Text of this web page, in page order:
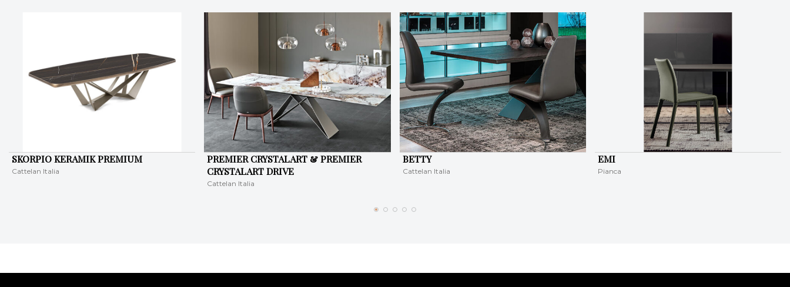
SKORPIO KERAMIK PREMIUM
Cattelan Italia
PREMIER CRYSTALART & PREMIER
CRYSTALART DRIVE
Cattelan Italia
BETTY
Cattelan Italia
EMI
Pianca